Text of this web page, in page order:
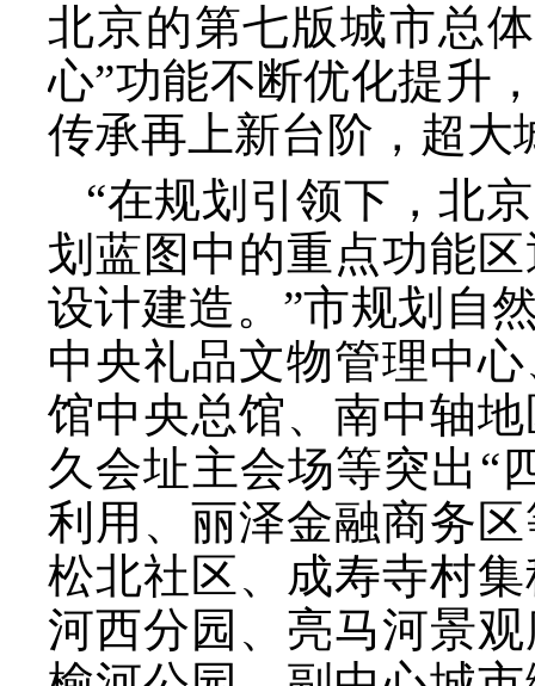
北京的第七版城市总
心”功能不断优化提升
传承再上新台阶，超大
“在规划引领下，北
划蓝图中的重点功能
设计建造。”市规划自
中央礼品文物管理中
馆中央总馆、南中轴
久会址主会场等突出“
利用、丽泽金融商务
松北社区、成寿寺村
河西分园、亮马河景